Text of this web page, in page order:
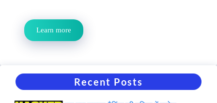
Learn more
Recent Posts